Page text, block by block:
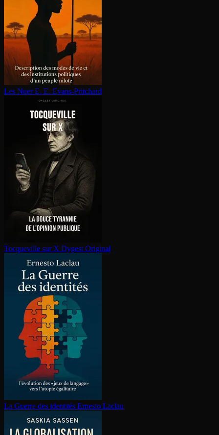
Les Nuer E. E. Evans-Pritchard
Tocqueville sur X Dygest Original
La Guerre des identités Ernesto Laclau